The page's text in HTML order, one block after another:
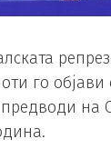
го објави
на